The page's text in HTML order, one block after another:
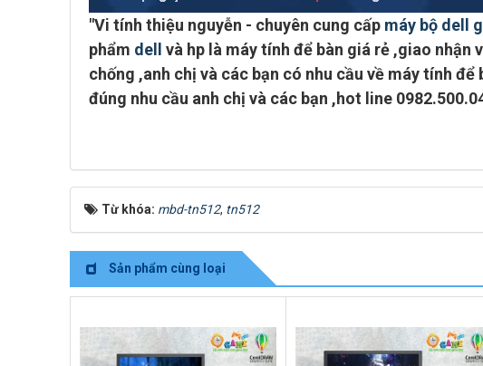
"Vi tính thiệu nguyễn - chuyên cung cấp máy bộ dell
phẩm dell và hp là máy tính để bàn giá rẻ ,giao nhận
chống ,anh chị và các bạn có nhu cầu về máy tính
đúng nhu cầu anh chị và các bạn ,hot line
Từ khóa: mbd-tn512, tn512
Sản phẩm cùng loại